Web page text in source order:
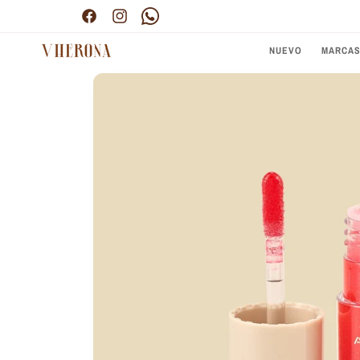
FacebookInstagramPinterest
NUEVO MARCAS
directamente